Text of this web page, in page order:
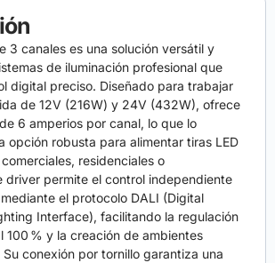
3 canales es una solución versátil y
de iluminación profesional que
digital preciso. Diseñado para trabajar
de 12V (216W) y 24V (432W), ofrece
6 amperios por canal, lo que lo
opción robusta para alimentar tiras LED
residenciales o
driver permite el control independiente
el protocolo DALI (Digital
Interface), facilitando la regulación
100 % y la creación de ambientes
conexión por tornillo garantiza una